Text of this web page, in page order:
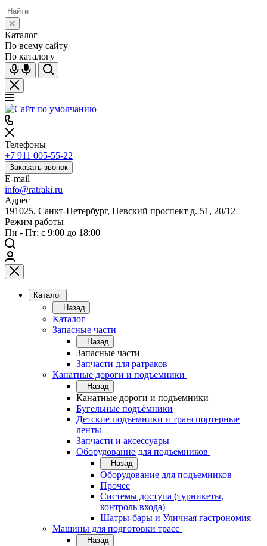
Каталог
По всему сайту
По каталогу
Телефоны
+7 911 005-55-22
Заказать звонок
E-mail
info@ratraki.ru
Адрес
191025, Санкт-Петербург, Невский проспект д. 51, 20/12
Режим работы
Пн - Пт: с 9:00 до 18:00
Каталог
Назад
Каталог
Запасные части
Назад
Запасные части
Запчасти для ратраков
Канатные дороги и подъемники
Назад
Канатные дороги и подъемники
Бугельные подъёмники
Детские подъёмники и транспортерные
ленты
Запчасти и аксессуары
Оборудование для подъемников
Назад
Оборудование для подъемников
Прочее
Системы доступа (турникеты,
контроль входа)
Шатры-бары и Уличная гастрономия
Машины для подготовки трасс
Назад